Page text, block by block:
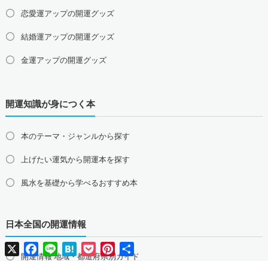
四国地方の占い師募集・求人
愛媛県の占い師募集・求人
九州地方の占い師募集・求人
大分県の占い師募集・求人
恋愛運アップの開運グッズ
結婚運アップの開運グッズ
金運アップの開運グッズ
健康運アップの開運グッズ
家庭運・家族運アップの開運グッズ
総合運・全体運アップの開運グッズ
2026年干支の午・馬の開運グッズ
幸運を呼ぶ、かわいい招き猫
おめでたい七福神の縁起物
開運知識が身につく本
本のテーマ・ジャンルから探す
上げたい運気から開運本を探す
風水を基礎から学べるおすすめ本
日本全国の開運情報
開運情報 地域・都道府県別ガイド
X Facebook
Line HatenaPocketPinterest
有